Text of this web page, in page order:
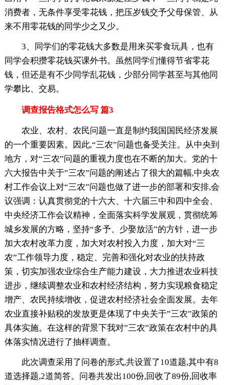
消费者，无条件享受零花钱，把压岁钱交予父母保管、从
来不用零花钱的同学少之又少。
3、同学们的零花钱大多数是用来买零食玩具，也有
同学会积攒零花钱买课外书。虽然同学们懂得节省零花
钱，但还是有不少同学乱花钱，少部分同学甚至与其他同
学攀比、交易。
调查报告格式怎么写 篇3
农业、农村、农民问题一直是制约我国国民经济发展
的一个重要因素。因此,“三农”问题也备受关注。从中央到
地方，对“三农”问题的重视力度也在不断的加大。党的十
六大报告中关于”三农”问题的阐述占了很大的篇幅,中央农
村工作会议上对“三农”问题也做了进一步的部署和安排,会
议强调：认真贯彻党的十六大、十六届三中和四中全会、
中央经济工作会议精神，全面落实科学发展观，贯彻统筹
城乡发展的方略，坚持“多予、少娶放活”的方针，进一步
加大农村改革力度，加大对农村投入力度，加大对“三
农”工作领导力度，稳定、完善和强化对农业的扶持政
策，切实加强农业综合生产能力建设，大力推进农业科技
进步，继续调整农业和农村经济结构，努力实现粮食稳定
增产、农民持续增收，促进农村经济社会全面发展。去年
农业直接补贴税的发放更是体现了中央关于”三农”政策的
具体实施。在这样的背景下我对”三农”政策在农村中的具
体落实情况进行了抽样调查。
此次调查采用了问卷的形式,共设置了10道题,其中有8
道选择题,2道简答。问卷共发出100份,回收了89份,回收率